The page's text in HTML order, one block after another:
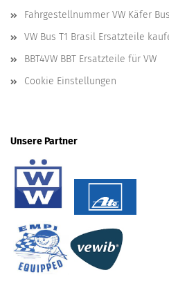
Fahrgestellnummer VW Käfer
VW Bus T1 Brasil Ersatzteile
BBT4VW BBT Ersatzteile für VW
Cookie Einstellungen
Unsere Partner